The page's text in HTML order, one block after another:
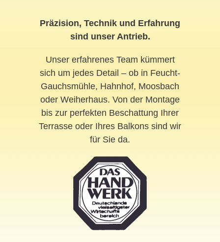
Präzision, Technik und Erfahrung
sind unser Antrieb.
Unser erfahrenes Team kümmert
sich um jedes Detail – ob in Feucht-
Gauchsmühle, Hahnhof, Moosbach
oder Weiherhaus. Von der Montage
bis zur perfekten Beschattung Ihrer
Terrasse oder Ihres Balkons sind wir
für Sie da.